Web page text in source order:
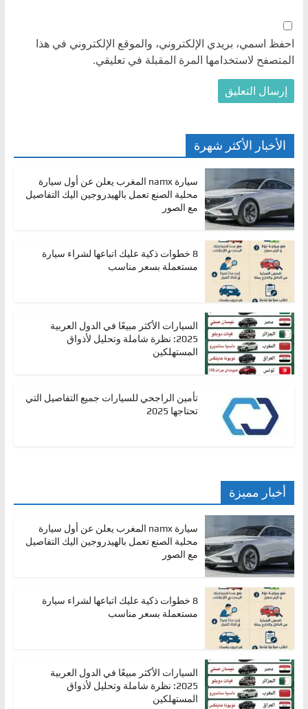
احفظ اسمي، بريدي الإلكتروني، والموقع الإلكتروني في هذا
المتصفح لاستخدامها المرة المقبلة في تعليقي.
الأخبار الأكثر شهرة
سيارة namx المغرب يعلن عن أول سيارة
محلية الصنع تعمل بالهيدروجين اليك التفاصيل
مع الصور
8 خطوات ذكية عليك اتباعها لشراء سيارة
مستعملة بسعر مناسب
السيارات الأكثر مبيعًا في الدول العربية
2025: نظرة شاملة وتحليل لأذواق
المستهلكين
تأمين الراجحي للسيارات جميع التفاصيل التي
تحتاجها 2025
أخبار مميزة
سيارة namx المغرب يعلن عن أول سيارة
محلية الصنع تعمل بالهيدروجين اليك التفاصيل
مع الصور
8 خطوات ذكية عليك اتباعها لشراء سيارة
مستعملة بسعر مناسب
السيارات الأكثر مبيعًا في الدول العربية
2025: نظرة شاملة وتحليل لأذواق
المستهلكين